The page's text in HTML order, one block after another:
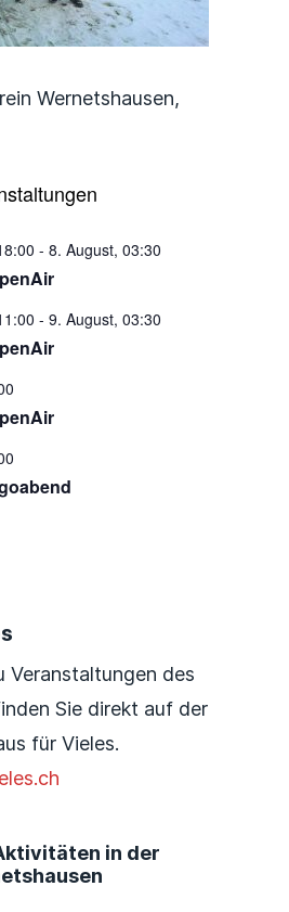
Wernetshausen,
- 8. August, 03:30
- 9. August, 03:30
Veranstaltungen des
Sie direkt auf der
für Vieles.
in der